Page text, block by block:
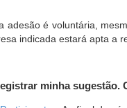
adesão é voluntária,
indicada estará apta a
minha sugestão.